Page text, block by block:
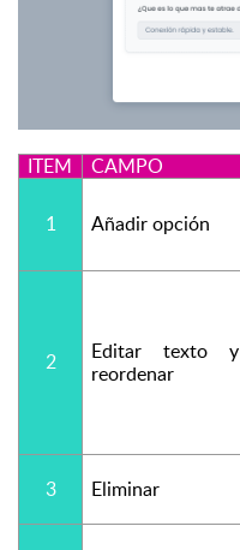
ITEM CAMPO
1 Añadir opción
2
Editar texto y
reordenar
3
Eliminar